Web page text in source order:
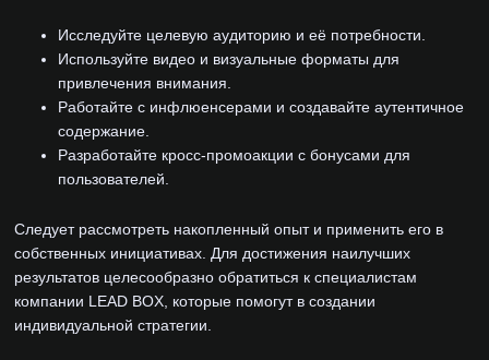
Исследуйте целевую аудиторию и её потребности.
Используйте видео и визуальные форматы для
привлечения внимания.
Работайте с инфлюенсерами и создавайте аутентичное
содержание.
Разработайте кросс-промоакции с бонусами для
пользователей.
Следует рассмотреть накопленный опыт и применить его в
собственных инициативах. Для достижения наилучших
результатов целесообразно обратиться к специалистам
компании LEAD BOX, которые помогут в создании
индивидуальной стратегии.